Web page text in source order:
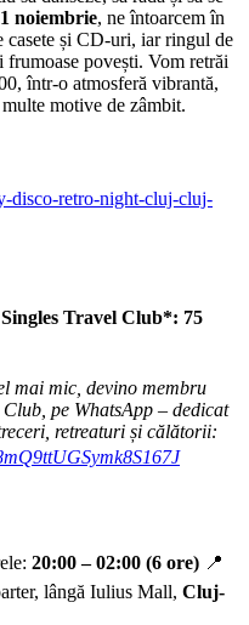
noiembrie, ne întoarcem în
casete și CD-uri, iar ringul de
frumoase povești. Vom retrăi
într-o atmosferă vibrantă,
motive de zâmbit.
disco-retro-night-cluj-cluj-
Travel Club*: 75
mai mic, devino membru
pe WhatsApp – dedicat
retreaturi și călătorii:
20:00 – 02:00 (6 ore) 📍
lângă Iulius Mall, Cluj-